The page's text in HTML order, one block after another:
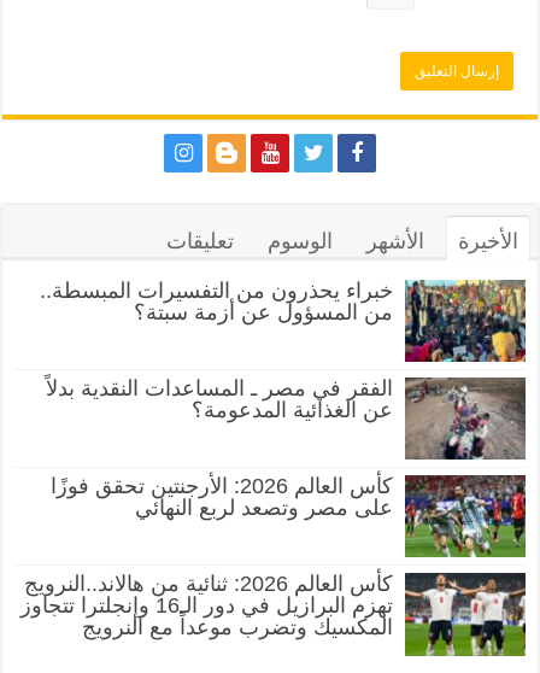
الأخيرة الأشهر الوسوم تعليقات
خبراء يحذرون من التفسيرات المبسطة..
من المسؤول عن أزمة سبتة؟
الفقر في مصر ـ المساعدات النقدية بدلاً
عن الغذائية المدعومة؟
كأس العالم 2026: الأرجنتين تحقق فوزًا
على مصر وتصعد لربع النهائي
كأس العالم 2026: ثنائية من هالاند..النرويج
تهزم البرازيل في دور الـ16 وإنجلترا تتجاوز
المكسيك وتضرب موعداً مع النرويج